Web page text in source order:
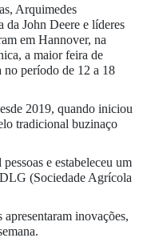
Arquimedes
John Deere e líderes
em Hannover, na
a maior feira de
no período de 12 a 18
2019, quando iniciou
tradicional buzinaço
e estabeleceu um
(Sociedade Agrícola
inovações,